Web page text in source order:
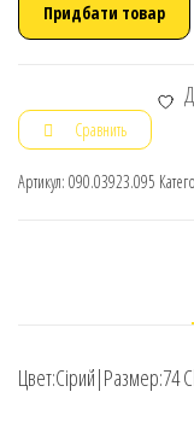
Придбати товар
Сравнить
Артикул: 090.03923.095
Цвет:Сірий|Размер:74